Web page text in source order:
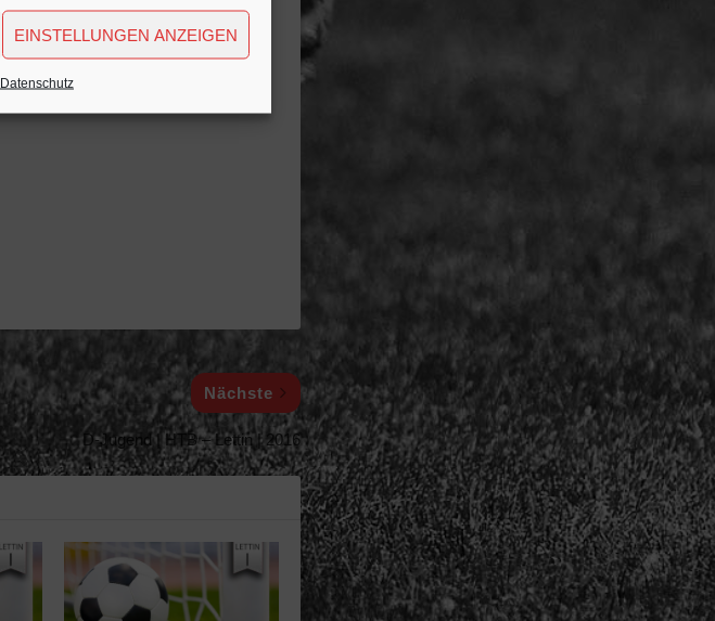
EINSTELLUNGEN ANZEIGEN
Datenschutz
Nächste
D-Jugend | HTB – Lettin | 2016